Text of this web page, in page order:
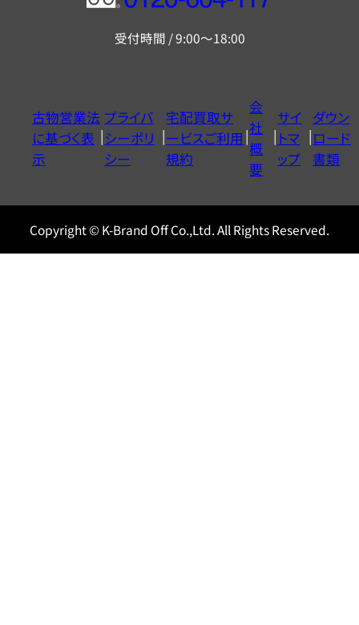
ー
ヤ
ル
0120604117
受付時間 / 9:00～18:00
古物営業法
に基づく表
示
プライバ
シーポリ
シー
宅配買取サ
ービスご利用
規約
会
社
概
要
サイ
トマ
ップ
ダウン
ロード
書類
Copyright © K-Brand Off Co.,Ltd. All Rights Reserved.